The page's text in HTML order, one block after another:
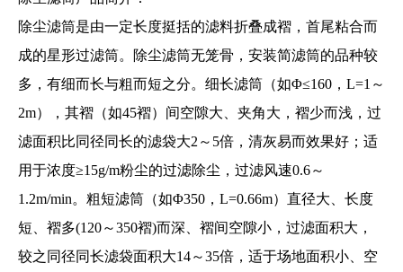
除尘滤筒是由一定长度挺括的滤料折叠成褶，首尾粘合而
成的星形过滤筒。除尘滤筒无笼骨，安装简滤筒的品种较
多，有细而长与粗而短之分。细长滤筒（如Φ≤160，L=1～
2m），其褶（如45褶）间空隙大、夹角大，褶少而浅，过
滤面积比同径同长的滤袋大2～5倍，清灰易而效果好；适
用于浓度≥15g/m粉尘的过滤除尘，过滤风速0.6～
1.2m/min。粗短滤筒（如Φ350，L=0.66m）直径大、长度
短、褶多(120～350褶)而深、褶间空隙小，过滤面积大，
较之同径同长滤袋面积大14～35倍，适于场地面积小、空